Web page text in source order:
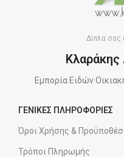
Δίπλα σας
Εμπορία Ειδών
ΓΕΝΙΚΕΣ ΠΛΗΡΟΦΟΡΙΕΣ
Όροι Χρήσης &
Τρόποι Πληρωμής